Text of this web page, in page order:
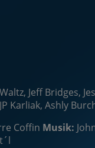
Jeff Bridges,
Karliak, Ashly
Coffin Musik: